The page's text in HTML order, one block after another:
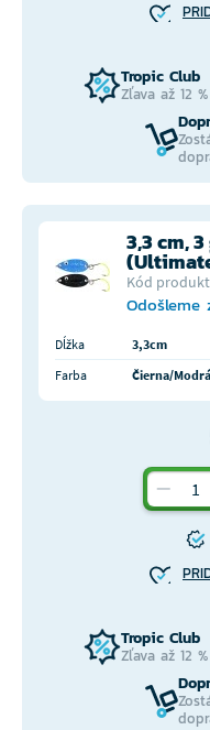
Tropic Club
Zľava až 12 %
3,3 cm,
Kód
Dĺžka 3,3cm
Farba
Čierna/Modrá
Tropic Club
Zľava až 12 %